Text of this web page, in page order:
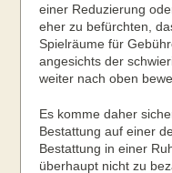
einer Reduzierung
eher zu befürchten,
Spielräume für
angesichts der
weiter nach oben
Es komme daher
Bestattung auf einer
Bestattung in einer
überhaupt nicht zu